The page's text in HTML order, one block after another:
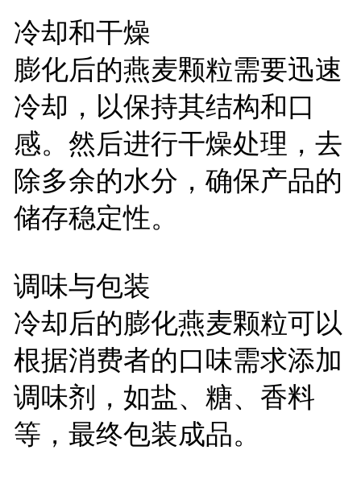
冷却和干燥
膨化后的燕麦颗粒需要迅速
冷却，以保持其结构和口
感。然后进行干燥处理，去
除多余的水分，确保产品的
储存稳定性。
调味与包装
冷却后的膨化燕麦颗粒可以
根据消费者的口味需求添加
调味剂，如盐、糖、香料
等，最终包装成品。